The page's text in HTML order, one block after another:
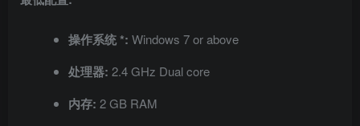
操作系统 *: Windows 7 or above
处理器: 2.4 GHz Dual core
内存: 2 GB RAM